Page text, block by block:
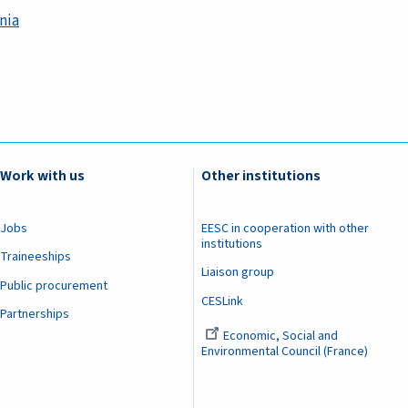
Work with us
Jobs
Traineeships
Public procurement
Partnerships
Other institutions
EESC in cooperation with other
institutions
Liaison group
CESLink
Economic, Social and
Environmental Council (France)